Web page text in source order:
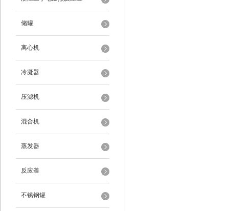
储罐
离心机
冷凝器
压滤机
混合机
蒸发器
反应釜
不锈钢罐